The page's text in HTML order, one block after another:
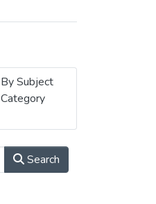
By Subject
Category
Search